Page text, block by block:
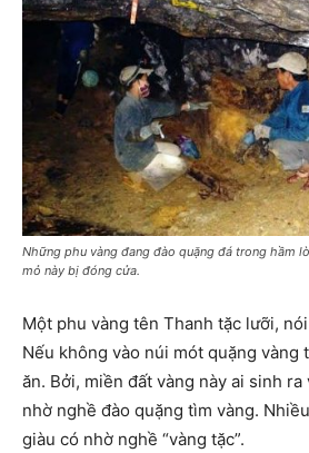
Những phu vàng đang đào quặng đá trong hầm
mỏ này bị đóng cửa.
Một phu vàng tên Thanh tặc lưỡi,
Nếu không vào núi mót quặng vàng
ăn. Bởi, miền đất vàng này ai sinh
nhờ nghề đào quặng tìm vàng.
giàu có nhờ nghề “vàng tặc”.